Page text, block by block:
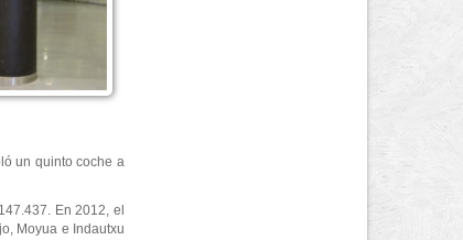
un quinto coche a
En 2012, el
Moyua e Indautxu